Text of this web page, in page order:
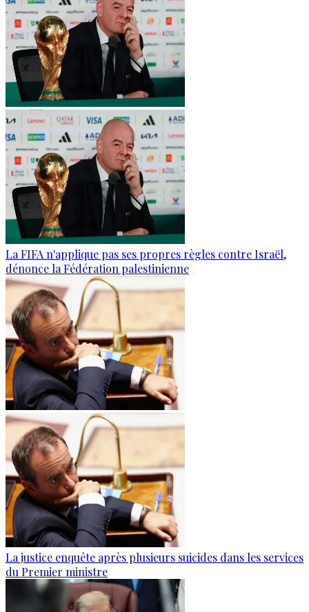
La FIFA n'applique pas ses propres règles contre Israël,
dénonce la Fédération palestinienne
La justice enquête après plusieurs suicides dans les services
du Premier ministre